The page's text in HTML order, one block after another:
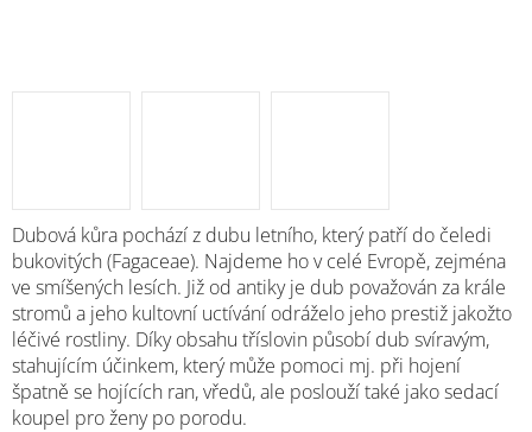
Dubová kůra pochází z dubu letního, který patří do čeledi
bukovitých (Fagaceae). Najdeme ho v celé Evropě, zejména
ve smíšených lesích. Již od antiky je dub považován za krále
stromů a jeho kultovní uctívání odráželo jeho prestiž jakožto
léčivé rostliny. Díky obsahu tříslovin působí dub svíravým,
stahujícím účinkem, který může pomoci mj. při hojení
špatně se hojících ran, vředů, ale poslouží také jako sedací
koupel pro ženy po porodu.